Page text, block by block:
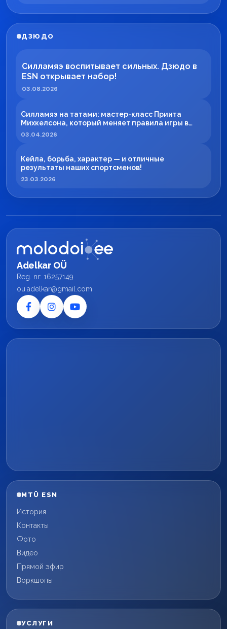
ДЗЮДО
Силламяэ воспитывает сильных. Дзюдо в
ESN открывает набор!
03.08.2026
Силламяэ на татами: мастер-класс Приита
Михкелсона, который меняет правила игры в
регионе
03.04.2026
Кейла, борьба, характер — и отличные
результаты наших спортсменов!
23.03.2026
Adelkar OÜ
Reg. nr: 16257149
ou.adelkar@gmail.com
MTÜ ESN
История
Контакты
Фото
Видео
Прямой эфир
Воркшопы
УСЛУГИ